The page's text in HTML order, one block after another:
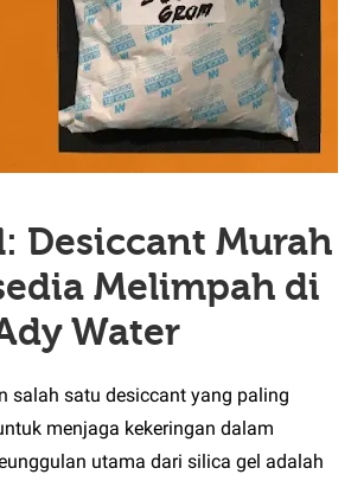
Desiccant Murah
Melimpah di
Water
salah satu desiccant yang paling
menjaga kekeringan dalam
utama dari silica gel adalah